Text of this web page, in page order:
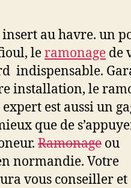
au havre. un
leramonage de
indispensable.
installation, le
est aussi un
que de
Ramonage ou
normandie. Votre
vous conseiller et